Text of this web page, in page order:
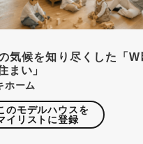
気候を知り尽くした「
まい」
ホーム
のモデルハウスを
イリストに登録